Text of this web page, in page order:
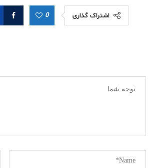
اشتراک گذاری 0